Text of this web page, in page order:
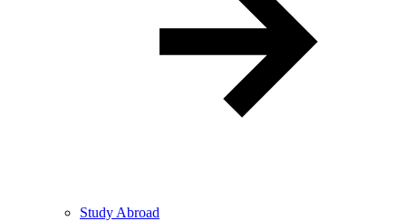
Study Abroad